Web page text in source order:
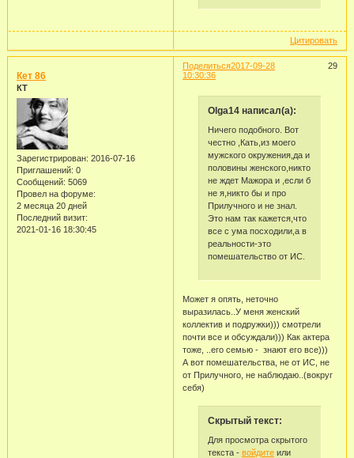
Цитировать
Поделиться 29
2017-09-28
10:30:36
Кет 86
КТ
Зарегистрирован: 2016-07-16
Приглашений: 0
Сообщений: 5069
Провел на форуме:
2 месяца 20 дней
Последний визит:
2021-01-16 18:30:45
Olga14 написал(а):
Ничего подобного. Вот
честно ,Кать,из моего
мужского окружения,да и
половины женского,никто
не ждет Мажора и ,если б
не я,никто бы и про
Прилучного и не знал.
Это нам так кажется,что
все с ума посходили,а в
реальности-это
помешательство от ИС.
Может я опять, неточно
выразилась..У меня женский
коллектив и подружки))) смотрели
почти все и обсуждали))) Как актера
тоже, ..его семью - знают его все)))
А вот помешательства, не от ИС, не
от Прилучного, не наблюдаю..(вокруг
себя)
Скрытый текст:
Для просмотра скрытого
текста - войдитеили